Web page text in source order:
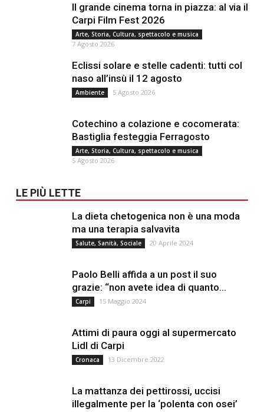
Il grande cinema torna in piazza: al via il
Carpi Film Fest 2026
Arte, Storia, Cultura, spettacolo e musica
7 Agosto 2026
Eclissi solare e stelle cadenti: tutti col
naso all’insù il 12 agosto
Ambiente 5 Agosto 2026
Cotechino a colazione e cocomerata:
Bastiglia festeggia Ferragosto
Arte, Storia, Cultura, spettacolo e musica
5 Agosto 2026
LE PIÙ LETTE
La dieta chetogenica non è una moda
ma una terapia salvavita
Salute, Sanità, Sociale 20 Aprile 2024
Paolo Belli affida a un post il suo
grazie: “non avete idea di quanto...
Carpi 15 Maggio 2024
Attimi di paura oggi al supermercato
Lidl di Carpi
Cronaca 13 Dicembre 2022
La mattanza dei pettirossi, uccisi
illegalmente per la ‘polenta con osei’